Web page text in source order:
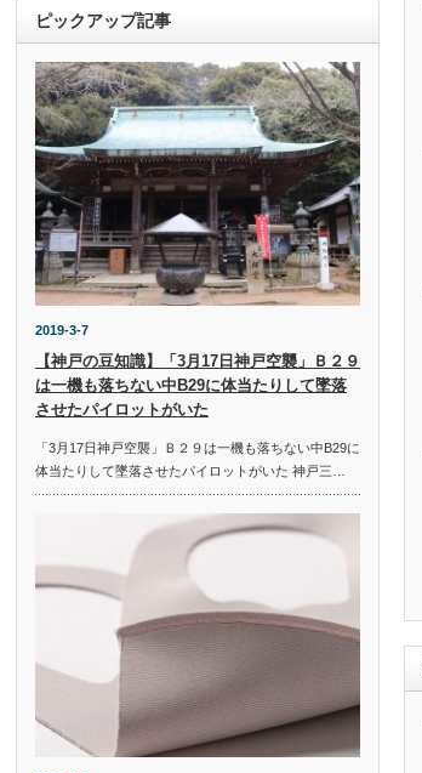
ピックアップ記事
2019-3-7
【神戸の豆知識】「3月17日神戸空襲」Ｂ２９
は一機も落ちない中B29に体当たりして墜落
させたパイロットがいた
「3月17日神戸空襲」Ｂ２９は一機も落ちない中B29に
体当たりして墜落させたパイロットがいた 神戸三…